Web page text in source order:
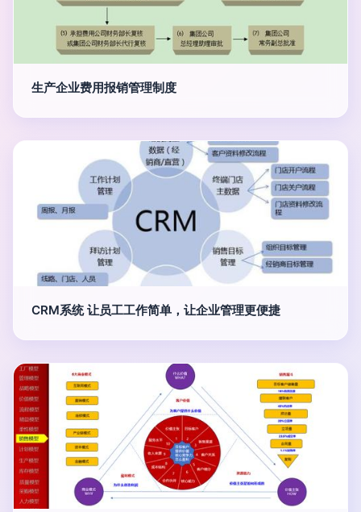
生产企业费用报销管理制度
CRM系统 让员工工作简单，让企业管理更便捷